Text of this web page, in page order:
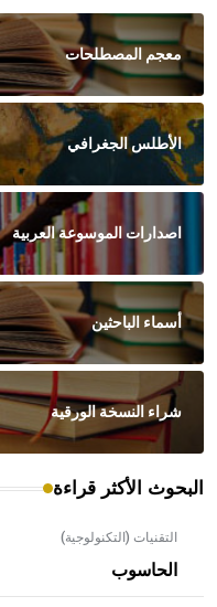
معجم المصطلحات
الأطلس الجغرافي
اصدارات الموسوعة العربية
أسماء الباحثين
شراء النسخة الورقية
البحوث الأكثر قراءة
التقنيات (التكنولوجية)
الحاسوب